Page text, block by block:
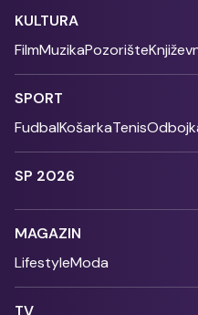
KULTURA
FilmMuzikaPozorište
SPORT
FudbalKošarkaTenis
SP 2026
MAGAZIN
LifestyleModa
TV